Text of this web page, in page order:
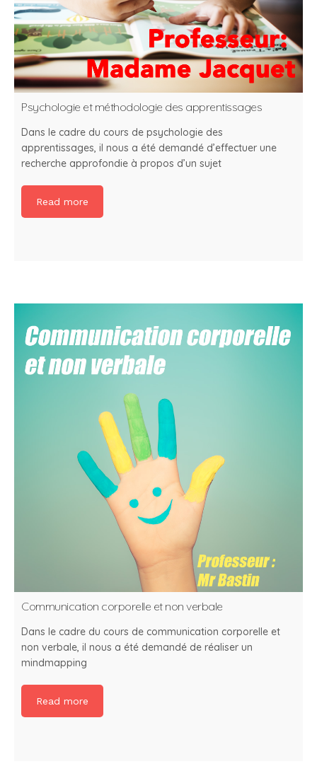
Psychologie et méthodologie des apprentissages
Dans le cadre du cours de psychologie des
apprentissages, il nous a été demandé d’effectuer une
recherche approfondie à propos d’un sujet
Read more
Communication corporelle et non verbale
Dans le cadre du cours de communication corporelle et
non verbale, il nous a été demandé de réaliser un
mindmapping
Read more